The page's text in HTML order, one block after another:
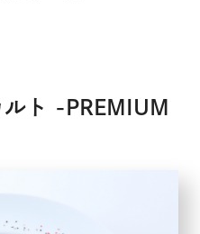
ト -PREMIUM